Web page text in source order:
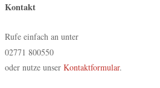
Kontakt
Rufe einfach an unter
02771 800550
oder nutze unser Kontaktformular.